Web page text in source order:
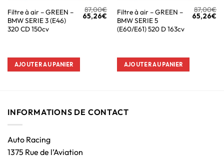
Filtre à air – GREEN –
BMW SERIE 3 (E46)
320 CD 150cv
87,00€
65,26€
AJOUTER AU PANIER
Filtre à air – GREEN –
BMW SERIE 5
(E60/E61) 520 D 163cv
87,00€
65,26€
AJOUTER AU PANIER
INFORMATIONS DE CONTACT
Auto Racing
1375 Rue de l’Aviation